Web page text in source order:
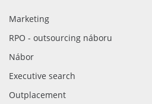
Marketing
RPO - outsourcing náboru
Nábor
Executive search
Outplacement